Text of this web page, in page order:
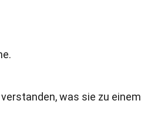
was sie zu einem